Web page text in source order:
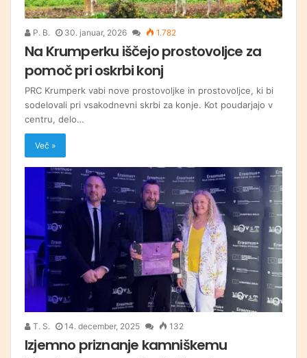
P. B. 30. januar, 2026 1.782
Na Krumperku iščejo prostovoljce za
pomoč pri oskrbi konj
PRC Krumperk vabi nove prostovoljke in prostovoljce, ki bi
sodelovali pri vsakodnevni skrbi za konje. Kot poudarjajo v
centru, delo…
Več »
T. S. 14. december, 2025 132
Izjemno priznanje kamniškemu